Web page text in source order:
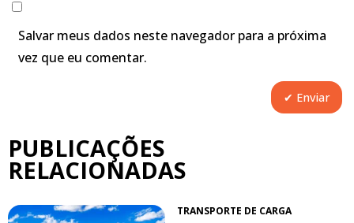
Salvar meus dados neste navegador para a próxima
vez que eu comentar.
PUBLICAÇÕES
RELACIONADAS
TRANSPORTE DE CARGA